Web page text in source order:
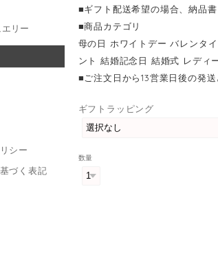
リー
シー
づく表記
■ギフト配送希望の場合、納品
■商品カテゴリ
母の日 ホワイトデー バレンタ
ント 結婚記念日 結婚式 レデ
■ご注文日から13営業日後の発送
ギフトラッピング
数量